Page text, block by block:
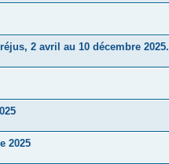
2 avril au 10 décembre 2025.
2025